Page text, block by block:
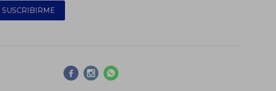
  
SUSCRIBIRME